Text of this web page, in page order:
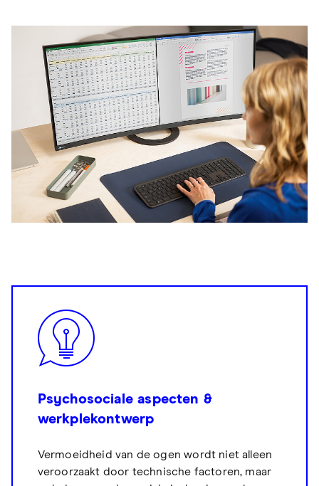
Psychosociale aspecten &
werkplekontwerp
Vermoeidheid van de ogen wordt niet alleen
veroorzaakt door technische factoren, maar